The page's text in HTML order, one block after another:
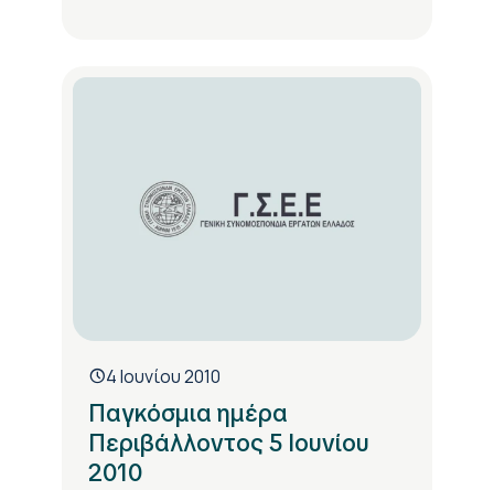
4 Ιουνίου 2010
Παγκόσμια ημέρα
Περιβάλλοντος 5 Ιουνίου
2010